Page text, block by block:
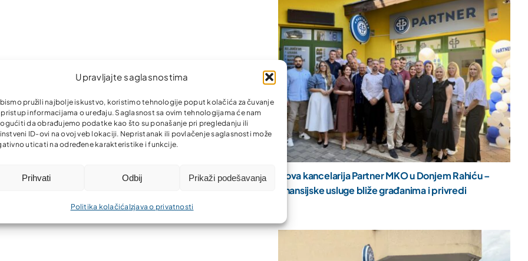
Upravljajte saglasnostima
pružili najbolje iskustvo, koristimo tehnologije poput kolačića za čuvanje
informacijama o uređaju. Saglasnost sa ovim tehnologijama će nam
da obrađujemo podatke kao što su ponašanje pri pregledanju ili
ID-ovi na ovoj veb lokaciji. Nepristanak ili povlačenje saglasnosti može
uticati na određene karakteristike i funkcije.
Prihvati Odbij Prikaži podešavanja
Politika kolačića Izjava o privatnosti
Nova kancelarija Partner MKO u Donjem Rahiću –
finansijske usluge bliže građanima i privredi